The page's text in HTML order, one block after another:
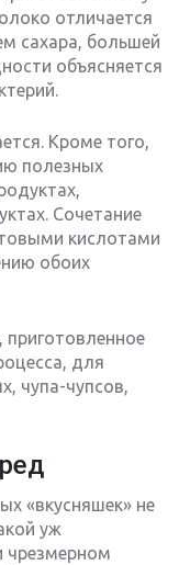
отличается
сахара, большей
объясняется
Кроме того,
полезных
Сочетание
кислотами
обоих
для
чупа-чупсов,
«вкусняшек» не
уж
чрезмерном